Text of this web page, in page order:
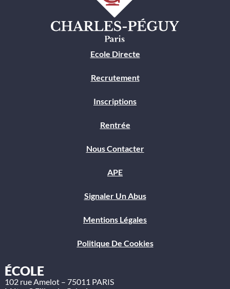
Ecole Directe
Recrutement
Inscriptions
Rentrée
Nous Contacter
APE
Signaler Un Abus
Mentions Légales
Politique De Cookies
ÉCOLE
102 rue Amelot – 75011 PARIS